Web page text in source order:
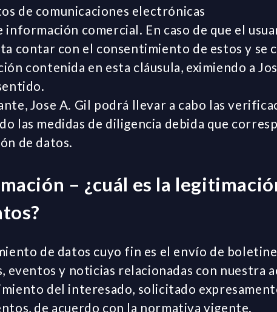
de comunicaciones electrónicas
información comercial. En caso de que el
contar con el consentimiento de estos y se
contenida en esta cláusula, eximiendo a
Jose A. Gil podrá llevar a cabo las
las medidas de diligencia debida que
de datos.
– ¿cuál es la
de datos cuyo fin es el envío de
eventos y noticias relacionadas con nuestra
del interesado, solicitado
de acuerdo con la normativa vigente.